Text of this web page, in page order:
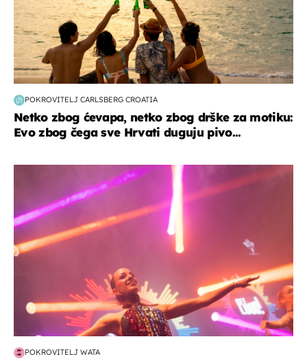
POKROVITELJ CARLSBERG CROATIA
Netko zbog ćevapa, netko zbog drške za motiku:
Evo zbog čega sve Hrvati duguju pivo...
POKROVITELJ WATA